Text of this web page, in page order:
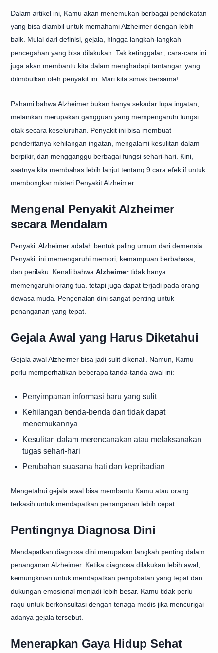
Dalam artikel ini, Kamu akan menemukan berbagai pendekatan
yang bisa diambil untuk memahami Alzheimer dengan lebih
baik. Mulai dari definisi, gejala, hingga langkah-langkah
pencegahan yang bisa dilakukan. Tak ketinggalan, cara-cara ini
juga akan membantu kita dalam menghadapi tantangan yang
ditimbulkan oleh penyakit ini. Mari kita simak bersama!
Pahami bahwa Alzheimer bukan hanya sekadar lupa ingatan,
melainkan merupakan gangguan yang mempengaruhi fungsi
otak secara keseluruhan. Penyakit ini bisa membuat
penderitanya kehilangan ingatan, mengalami kesulitan dalam
berpikir, dan mengganggu berbagai fungsi sehari-hari. Kini,
saatnya kita membahas lebih lanjut tentang 9 cara efektif untuk
membongkar misteri Penyakit Alzheimer.
Mengenal Penyakit Alzheimer
secara Mendalam
Penyakit Alzheimer adalah bentuk paling umum dari demensia.
Penyakit ini memengaruhi memori, kemampuan berbahasa,
dan perilaku. Kenali bahwa Alzheimertidak hanya
memengaruhi orang tua, tetapi juga dapat terjadi pada orang
dewasa muda. Pengenalan dini sangat penting untuk
penanganan yang tepat.
Gejala Awal yang Harus Diketahui
Gejala awal Alzheimer bisa jadi sulit dikenali. Namun, Kamu
perlu memperhatikan beberapa tanda-tanda awal ini:
Penyimpanan informasi baru yang sulit
Kehilangan benda-benda dan tidak dapat
menemukannya
Kesulitan dalam merencanakan atau melaksanakan
tugas sehari-hari
Perubahan suasana hati dan kepribadian
Mengetahui gejala awal bisa membantu Kamu atau orang
terkasih untuk mendapatkan penanganan lebih cepat.
Pentingnya Diagnosa Dini
Mendapatkan diagnosa dini merupakan langkah penting dalam
penanganan Alzheimer. Ketika diagnosa dilakukan lebih awal,
kemungkinan untuk mendapatkan pengobatan yang tepat dan
dukungan emosional menjadi lebih besar. Kamu tidak perlu
ragu untuk berkonsultasi dengan tenaga medis jika mencurigai
adanya gejala tersebut.
Menerapkan Gaya Hidup Sehat